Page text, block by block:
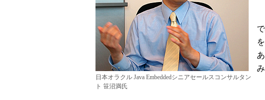
日本オラクル Java Embeddedシニアセールスコンサルタン
ト 笹沼満氏